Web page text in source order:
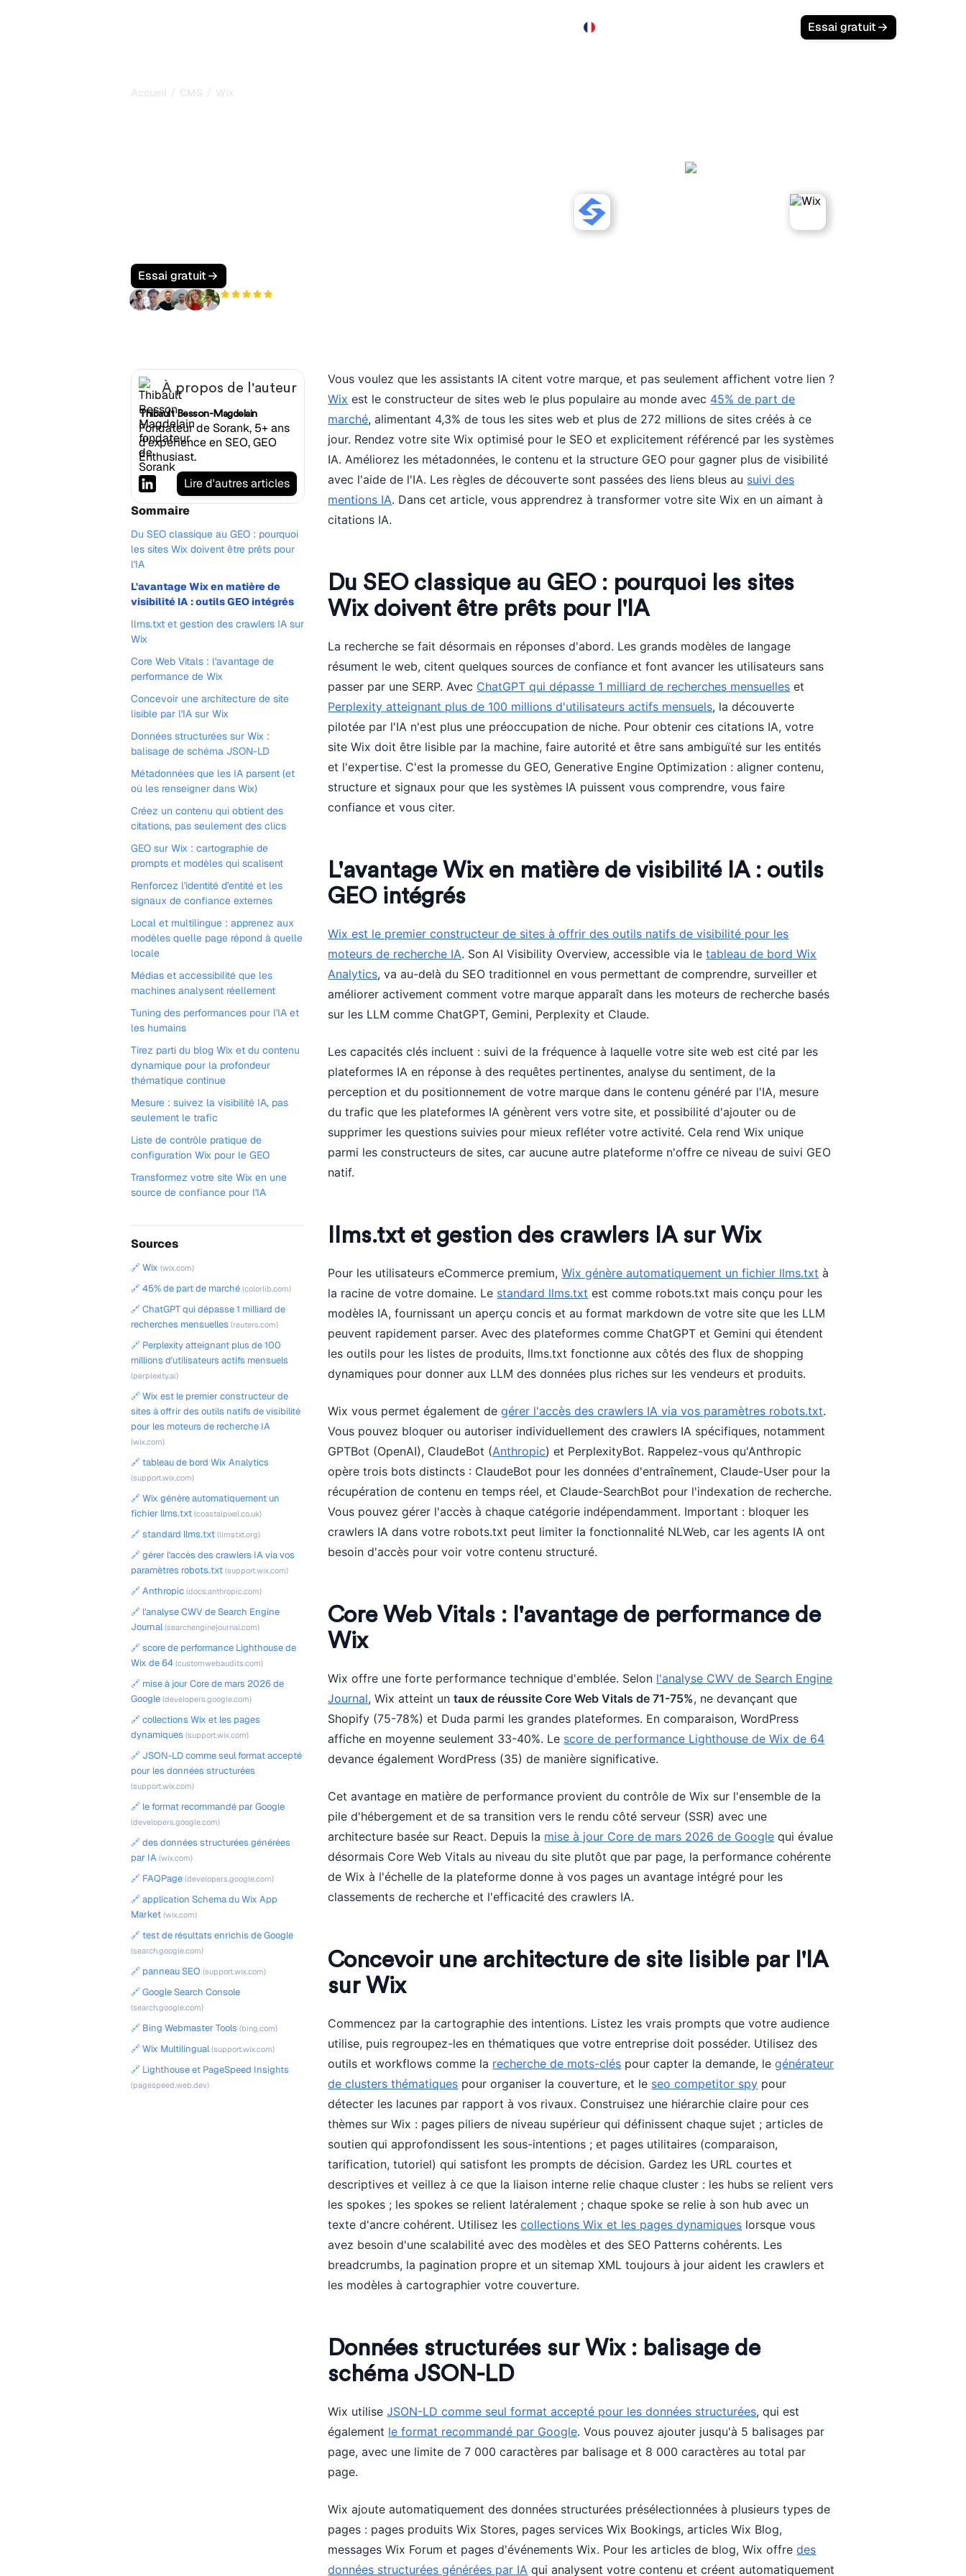
Essai gratuit
Accueil / CMS / Wix
Essai gratuit
À propos de l'auteur
Thibault Besson-Magdelain
Fondateur de Sorank, 5+ ans
d'expérience en SEO, GEO
Enthusiast.
Lire d'autres articles
Sommaire
Du SEO classique au GEO : pourquoi
les sites Wix doivent être prêts pour
l'IA
L'avantage Wix en matière de
visibilité IA : outils GEO intégrés
llms.txt et gestion des crawlers IA sur
Wix
Core Web Vitals : l'avantage de
performance de Wix
Concevoir une architecture de site
lisible par l'IA sur Wix
Données structurées sur Wix :
balisage de schéma JSON-LD
Métadonnées que les IA parsent (et
où les renseigner dans Wix)
Créez un contenu qui obtient des
citations, pas seulement des clics
GEO sur Wix : cartographie de
prompts et modèles qui scalisent
Renforcez l'identité d'entité et les
signaux de confiance externes
Local et multilingue : apprenez aux
modèles quelle page répond à quelle
locale
Médias et accessibilité que les
machines analysent réellement
Tuning des performances pour l'IA et
les humains
Tirez parti du blog Wix et du contenu
dynamique pour la profondeur
thématique continue
Mesure : suivez la visibilité IA, pas
seulement le trafic
Liste de contrôle pratique de
configuration Wix pour le GEO
Transformez votre site Wix en une
source de confiance pour l'IA
Sources
🔗 Wix (wix.com)
🔗 45% de part de marché (colorlib.com)
🔗 ChatGPT qui dépasse 1 milliard de
recherches mensuelles (reuters.com)
🔗 Perplexity atteignant plus de 100
millions d'utilisateurs actifs mensuels
(perplexity.ai)
🔗 Wix est le premier constructeur de
sites à offrir des outils natifs de visibilité
pour les moteurs de recherche IA
(wix.com)
🔗 tableau de bord Wix Analytics
(support.wix.com)
🔗 Wix génère automatiquement un
fichier llms.txt (coastalpixel.co.uk)
🔗 standard llms.txt (llmstxt.org)
🔗 gérer l'accès des crawlers IA via vos
paramètres robots.txt (support.wix.com)
🔗 Anthropic (docs.anthropic.com)
🔗 l'analyse CWV de Search Engine
Journal(searchenginejournal.com)
🔗 score de performance Lighthouse de
Wix de 64 (customwebaudits.com)
🔗 mise à jour Core de mars 2026 de
Google (developers.google.com)
🔗 collections Wix et les pages
dynamiques (support.wix.com)
🔗 JSON-LD comme seul format accepté
pour les données structurées
(support.wix.com)
🔗 le format recommandé par Google
(developers.google.com)
🔗 des données structurées générées
par IA (wix.com)
🔗 FAQPage (developers.google.com)
🔗 application Schema du Wix App
Market (wix.com)
🔗 test de résultats enrichis de Google
(search.google.com)
🔗 panneau SEO (support.wix.com)
🔗 Google Search Console
(search.google.com)
🔗 Bing Webmaster Tools (bing.com)
🔗 Wix Multilingual(support.wix.com)
🔗 Lighthouse et PageSpeed Insights
(pagespeed.web.dev)
Vous voulez que les assistants IA citent votre marque, et pas seulement affichent votre lien ?
Wix est le constructeur de sites web le plus populaire au monde avec 45% de part de
marché, alimentant 4,3% de tous les sites web et plus de 272 millions de sites créés à ce
jour. Rendez votre site Wix optimisé pour le SEO et explicitement référencé par les systèmes
IA. Améliorez les métadonnées, le contenu et la structure GEO pour gagner plus de visibilité
avec l'aide de l'IA. Les règles de découverte sont passées des liens bleus au suivi des
mentions IA. Dans cet article, vous apprendrez à transformer votre site Wix en un aimant à
citations IA.
Du SEO classique au GEO : pourquoi les sites
Wix doivent être prêts pour l'IA
La recherche se fait désormais en réponses d'abord. Les grands modèles de langage
résument le web, citent quelques sources de confiance et font avancer les utilisateurs sans
passer par une SERP. Avec ChatGPT qui dépasse 1 milliard de recherches mensuelles et
Perplexity atteignant plus de 100 millions d'utilisateurs actifs mensuels, la découverte
pilotée par l'IA n'est plus une préoccupation de niche. Pour obtenir ces citations IA, votre
site Wix doit être lisible par la machine, faire autorité et être sans ambiguïté sur les entités
et l'expertise. C'est la promesse du GEO, Generative Engine Optimization : aligner contenu,
structure et signaux pour que les systèmes IA puissent vous comprendre, vous faire
confiance et vous citer.
L'avantage Wix en matière de visibilité IA : outils
GEO intégrés
Wix est le premier constructeur de sites à offrir des outils natifs de visibilité pour les
moteurs de recherche IA. Son AI Visibility Overview, accessible via letableau de bord Wix
Analytics, va au-delà du SEO traditionnel en vous permettant de comprendre, surveiller et
améliorer activement comment votre marque apparaît dans les moteurs de recherche basés
sur les LLM comme ChatGPT, Gemini, Perplexity et Claude.
Les capacités clés incluent : suivi de la fréquence à laquelle votre site web est cité par les
plateformes IA en réponse à des requêtes pertinentes, analyse du sentiment, de la
perception et du positionnement de votre marque dans le contenu généré par l'IA, mesure
du trafic que les plateformes IA génèrent vers votre site, et possibilité d'ajouter ou de
supprimer les questions suivies pour mieux refléter votre activité. Cela rend Wix unique
parmi les constructeurs de sites, car aucune autre plateforme n'offre ce niveau de suivi GEO
natif.
llms.txt et gestion des crawlers IA sur Wix
Pour les utilisateurs eCommerce premium,Wix génère automatiquement un fichier llms.txt à
la racine de votre domaine. Le standard llms.txt est comme robots.txt mais conçu pour les
modèles IA, fournissant un aperçu concis et au format markdown de votre site que les LLM
peuvent rapidement parser. Avec des plateformes comme ChatGPT et Gemini qui étendent
les outils pour les listes de produits, llms.txt fonctionne aux côtés des flux de shopping
dynamiques pour donner aux LLM des données plus riches sur les vendeurs et produits.
Wix vous permet également degérer l'accès des crawlers IA via vos paramètres robots.txt.
Vous pouvez bloquer ou autoriser individuellement des crawlers IA spécifiques, notamment
GPTBot (OpenAI), ClaudeBot (Anthropic) et PerplexityBot. Rappelez-vous qu'Anthropic
opère trois bots distincts : ClaudeBot pour les données d'entraînement, Claude-User pour la
récupération de contenu en temps réel, et Claude-SearchBot pour l'indexation de recherche.
Vous pouvez gérer l'accès à chaque catégorie indépendamment. Important : bloquer les
crawlers IA dans votre robots.txt peut limiter la fonctionnalité NLWeb, car les agents IA ont
besoin d'accès pour voir votre contenu structuré.
Core Web Vitals : l'avantage de performance de
Wix
Wix offre une forte performance technique d'emblée. Selon l'analyse CWV de Search Engine
Journal, Wix atteint untaux de réussite Core Web Vitals de 71-75%, ne devançant que
Shopify (75-78%) et Duda parmi les grandes plateformes. En comparaison, WordPress
affiche en moyenne seulement 33-40%. Le score de performance Lighthouse de Wix de 64
devance également WordPress (35) de manière significative.
Cet avantage en matière de performance provient du contrôle de Wix sur l'ensemble de la
pile d'hébergement et de sa transition vers le rendu côté serveur (SSR) avec une
architecture basée sur React. Depuis la mise à jour Core de mars 2026 de Google qui évalue
désormais Core Web Vitals au niveau du site plutôt que par page, la performance cohérente
de Wix à l'échelle de la plateforme donne à vos pages un avantage intégré pour les
classements de recherche et l'efficacité des crawlers IA.
Concevoir une architecture de site lisible par l'IA
sur Wix
Commencez par la cartographie des intentions. Listez les vrais prompts que votre audience
utilise, puis regroupez-les en thématiques que votre entreprise doit posséder. Utilisez des
outils et workflows comme la recherche de mots-clés pour capter la demande, legénérateur
de clusters thématiques pour organiser la couverture, et le seo competitor spy pour
détecter les lacunes par rapport à vos rivaux. Construisez une hiérarchie claire pour ces
thèmes sur Wix : pages piliers de niveau supérieur qui définissent chaque sujet ; articles de
soutien qui approfondissent les sous-intentions ; et pages utilitaires (comparaison,
tarification, tutoriel) qui satisfont les prompts de décision. Gardez les URL courtes et
descriptives et veillez à ce que la liaison interne relie chaque cluster : les hubs se relient vers
les spokes ; les spokes se relient latéralement ; chaque spoke se relie à son hub avec un
texte d'ancre cohérent. Utilisez lescollections Wix et les pages dynamiques lorsque vous
avez besoin d'une scalabilité avec des modèles et des SEO Patterns cohérents. Les
breadcrumbs, la pagination propre et un sitemap XML toujours à jour aident les crawlers et
les modèles à cartographier votre couverture.
Données structurées sur Wix : balisage de
schéma JSON-LD
Wix utiliseJSON-LD comme seul format accepté pour les données structurées, qui est
également le format recommandé par Google. Vous pouvez ajouter jusqu'à 5 balisages par
page, avec une limite de 7 000 caractères par balisage et 8 000 caractères au total par
page.
Wix ajoute automatiquement des données structurées présélectionnées à plusieurs types de
pages : pages produits Wix Stores, pages services Wix Bookings, articles Wix Blog,
messages Wix Forum et pages d'événements Wix. Pour les articles de blog, Wix offredes
données structurées générées par IA qui analysent votre contenu et créent automatiquement